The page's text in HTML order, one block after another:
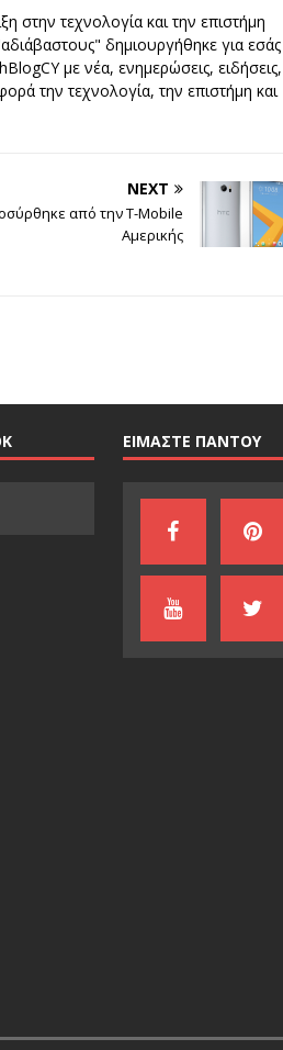
στην τεχνολογία και την επιστήμη
δημιουργήθηκε για εσάς
με νέα, ενημερώσεις, ειδήσεις,
την τεχνολογία, την επιστήμη και
NEXT
από την T-Mobile
Αμερικής
ΕΙΜΑΣΤΕ ΠΑΝΤΟΥ